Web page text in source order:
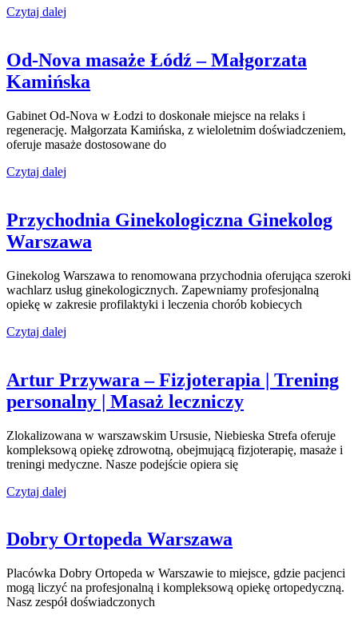
Czytaj dalej
Od-Nova masaże Łódź – Małgorzata
Kamińska
Gabinet Od-Nova w Łodzi to doskonałe miejsce na relaks i
regenerację. Małgorzata Kamińska, z wieloletnim doświadczeniem,
oferuje masaże dostosowane do
Czytaj dalej
Przychodnia Ginekologiczna Ginekolog
Warszawa
Ginekolog Warszawa to renomowana przychodnia oferująca szeroki
wachlarz usług ginekologicznych. Zapewniamy profesjonalną
opiekę w zakresie profilaktyki i leczenia chorób kobiecych
Czytaj dalej
Artur Przywara – Fizjoterapia | Trening
personalny | Masaż leczniczy
Zlokalizowana w warszawskim Ursusie, Niebieska Strefa oferuje
kompleksową opiekę zdrowotną, obejmującą fizjoterapię, masaże i
treningi medyczne. Nasze podejście opiera się
Czytaj dalej
Dobry Ortopeda Warszawa
Placówka Dobry Ortopeda w Warszawie to miejsce, gdzie pacjenci
mogą liczyć na profesjonalną i kompleksową opiekę ortopedyczną.
Nasz zespół doświadczonych